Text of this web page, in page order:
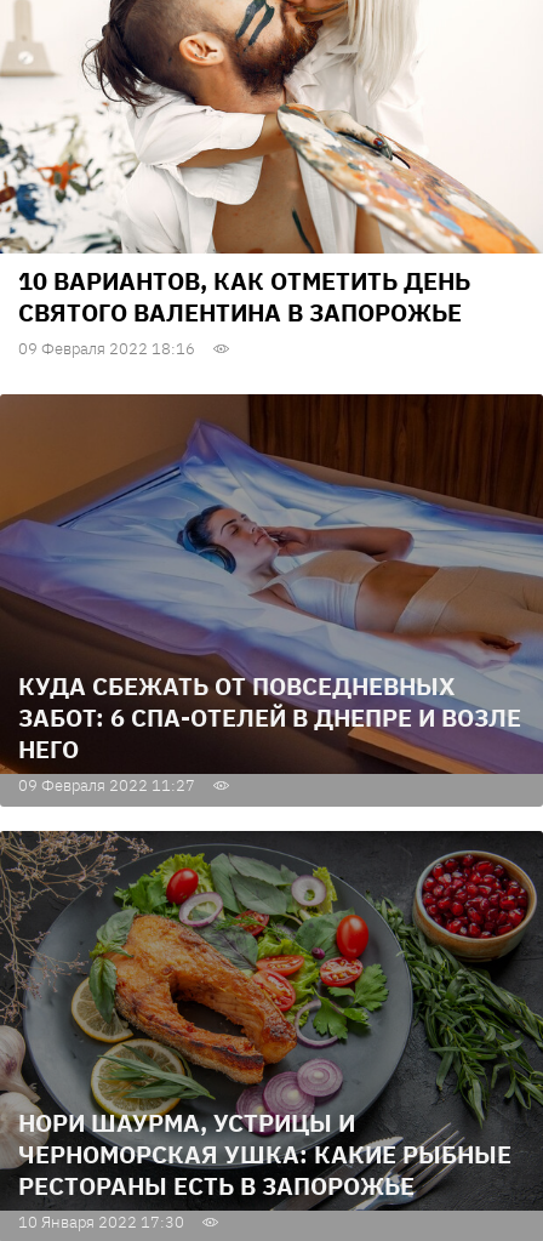
10 ВАРИАНТОВ, КАК ОТМЕТИТЬ ДЕНЬ
СВЯТОГО ВАЛЕНТИНА В ЗАПОРОЖЬЕ
09 Февраля 2022 18:16
КУДА СБЕЖАТЬ ОТ ПОВСЕДНЕВНЫХ
ЗАБОТ: 6 СПА-ОТЕЛЕЙ В ДНЕПРЕ И ВОЗЛЕ
НЕГО
09 Февраля 2022 11:27
НОРИ ШАУРМА, УСТРИЦЫ И
ЧЕРНОМОРСКАЯ УШКА: КАКИЕ РЫБНЫЕ
РЕСТОРАНЫ ЕСТЬ В ЗАПОРОЖЬЕ
10 Января 2022 17:30